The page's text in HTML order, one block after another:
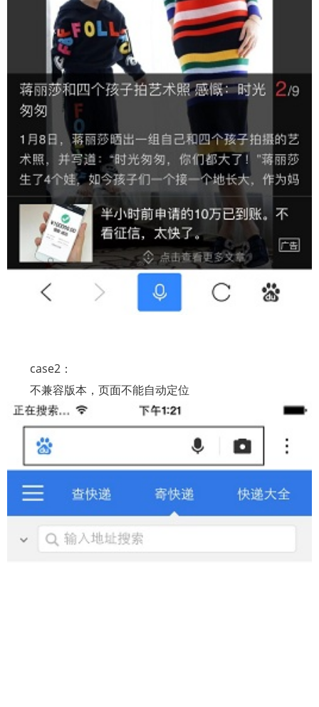
case2 ：
不兼容版本，页面不能自动定位